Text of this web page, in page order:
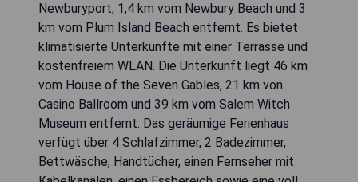
Newburyport, 1,4 km vom Newbury Beach und 3
km vom Plum Island Beach entfernt. Es bietet
klimatisierte Unterkünfte mit einer Terrasse und
kostenfreiem WLAN. Die Unterkunft liegt 46 km
vom House of the Seven Gables, 21 km von
Casino Ballroom und 39 km vom Salem Witch
Museum entfernt. Das geräumige Ferienhaus
verfügt über 4 Schlafzimmer, 2 Badezimmer,
Bettwäsche, Handtücher, einen Fernseher mit